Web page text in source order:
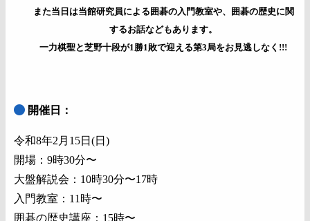
また当日は当館研究員による囲碁の入門教室や、囲碁の歴史に関
するお話などもあります。
一力棋聖と芝野十段が1勝1敗で迎える第3局をお見逃しなく!!!
開催日：
令和8年2月15日(日)
開場：9時30分〜
大盤解説会：10時30分〜17時
入門教室：11時〜
囲碁の歴史講座：15時〜